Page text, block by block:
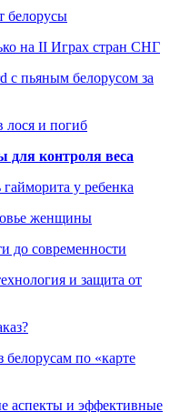
белорусы
на II Играх стран СНГ
c пьяным белорусом за
лося и погиб
для контроля веса
у ребенка
женщины
до современности
и защита от
по «карте
аспекты и эффективные